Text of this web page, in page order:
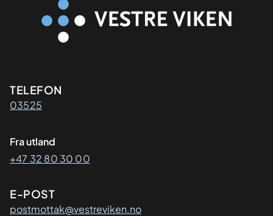
Kontaktinformasjon
TELEFON
03525
Fra utland
+47 32 80 30 00
E-POST
postmottak@vestreviken.no